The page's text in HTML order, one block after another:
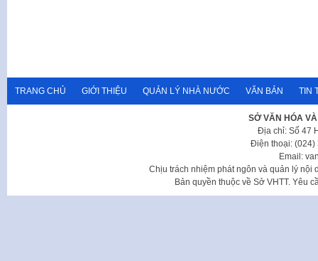
TRANG CHỦ GIỚI THIỆU QUẢN LÝ NHÀ NƯỚC VĂN BẢN TIN
SỞ VĂN HÓA
Địa chỉ: Số 47
Điện thoại: (024)
Email:
Chịu trách nhiệm phát ngôn và quản lý nội
Bản quyền thuộc về Sở VHTT. Yêu